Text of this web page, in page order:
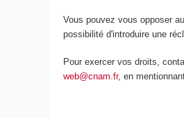
Vous pouvez vous opposer
possibilité d'introduire une
Pour exercer vos droits,
web@cnam.fr, en